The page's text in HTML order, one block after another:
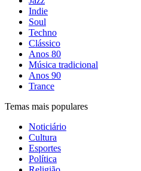
Indie
Soul
Techno
Clássico
Anos 80
Música tradicional
Anos 90
Trance
Temas mais populares
Noticiário
Cultura
Esportes
Política